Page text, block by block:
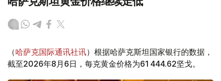
（哈萨克国际通讯社讯）根据哈萨克斯坦国家银行的数据，
截至2026年8月6日，每克黄金价格为61 444.62坚戈。